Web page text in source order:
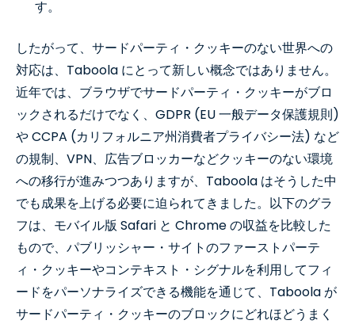
す。
したがって、サードパーティ・クッキーのない世界への
対応は、Taboola にとって新しい概念ではありません。
近年では、ブラウザでサードパーティ・クッキーがブロ
ックされるだけでなく、GDPR (EU 一般データ保護規則)
や CCPA (カリフォルニア州消費者プライバシー法) など
の規制、VPN、広告ブロッカーなどクッキーのない環境
への移行が進みつつありますが、Taboola はそうした中
でも成果を上げる必要に迫られてきました。以下のグラ
フは、モバイル版 Safari と Chrome の収益を比較した
もので、パブリッシャー・サイトのファーストパーテ
ィ・クッキーやコンテキスト・シグナルを利用してフィ
ードをパーソナライズできる機能を通じて、Taboola が
サードパーティ・クッキーのブロックにどれほどうまく